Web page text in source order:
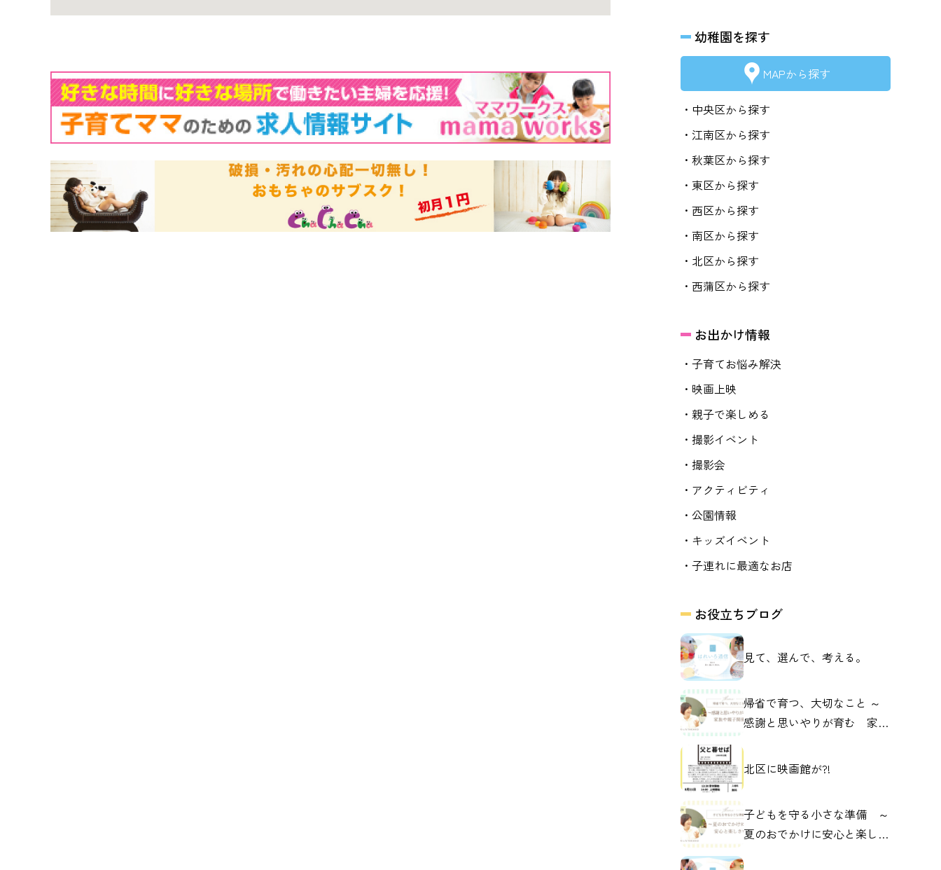
幼稚園を探す
MAPから探す
・中央区から探す
・江南区から探す
・秋葉区から探す
・東区から探す
・西区から探す
・南区から探す
・北区から探す
・西蒲区から探す
お出かけ情報
・子育てお悩み解決
・映画上映
・親子で楽しめる
・撮影イベント
・撮影会
・アクティビティ
・公園情報
・キッズイベント
・子連れに最適なお店
お役立ちブログ
見て、選んで、考える。
帰省で育つ、大切なこと ～
感謝と思いやりが育む 家族
北区に映画館が?!
子どもを守る小さな準備 ～
夏のおでかけに安心と楽しさ